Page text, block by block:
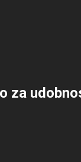
za